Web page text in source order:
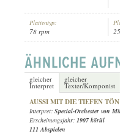
Plattentyp:
78 rpm
gleicher
Interpret
gleicher
Texter/Komponist
AUSSI MIT DIE TIEFEN TÖN
Interpret: Special-Orchester von
Erscheinungsjahr: 1907 körül
111 Abspielen